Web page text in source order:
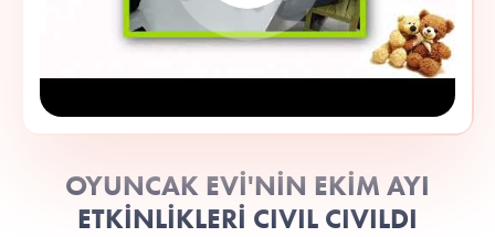
OYUNCAK EVİ'NİN EKİM AYI
ETKİNLİKLERİ CIVIL CIVILDI